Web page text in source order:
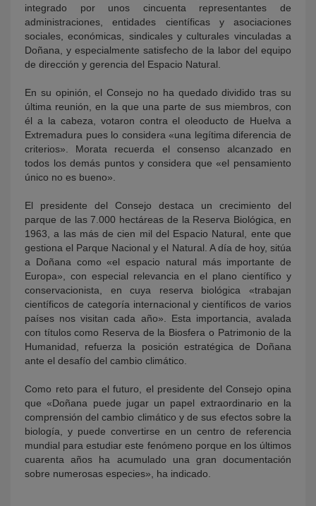
integrado por unos cincuenta representantes de
administraciones, entidades científicas y asociaciones
sociales, económicas, sindicales y culturales vinculadas a
Doñana, y especialmente satisfecho de la labor del equipo
de dirección y gerencia del Espacio Natural.
En su opinión, el Consejo no ha quedado dividido tras su
última reunión, en la que una parte de sus miembros, con
él a la cabeza, votaron contra el oleoducto de Huelva a
Extremadura pues lo considera «una legítima diferencia de
criterios». Morata recuerda el consenso alcanzado en
todos los demás puntos y considera que «el pensamiento
único no es bueno».
El presidente del Consejo destaca un crecimiento del
parque de las 7.000 hectáreas de la Reserva Biológica, en
1963, a las más de cien mil del Espacio Natural, ente que
gestiona el Parque Nacional y el Natural. A día de hoy, sitúa
a Doñana como «el espacio natural más importante de
Europa», con especial relevancia en el plano científico y
conservacionista, en cuya reserva biológica «trabajan
científicos de categoría internacional y científicos de varios
países nos visitan cada año». Esta importancia, avalada
con títulos como Reserva de la Biosfera o Patrimonio de la
Humanidad, refuerza la posición estratégica de Doñana
ante el desafío del cambio climático.
Como reto para el futuro, el presidente del Consejo opina
que «Doñana puede jugar un papel extraordinario en la
comprensión del cambio climático y de sus efectos sobre la
biología, y puede convertirse en un centro de referencia
mundial para estudiar este fenómeno porque en los últimos
cuarenta años ha acumulado una gran documentación
sobre numerosas especies», ha indicado.